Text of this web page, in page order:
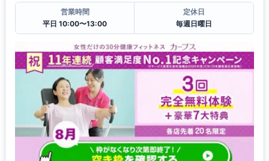
営業時間
平日 10:00〜13:00
定休日
毎週日曜日